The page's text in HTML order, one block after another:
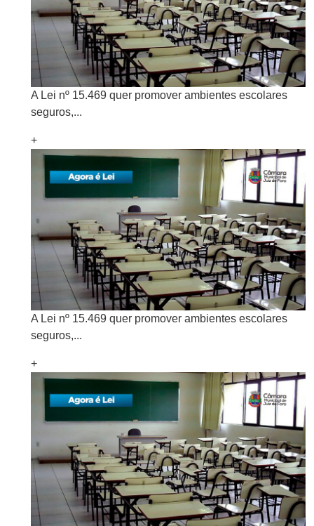
A Lei nº 15.469 quer promover ambientes escolares
seguros,...
+
A Lei nº 15.469 quer promover ambientes escolares
seguros,...
+